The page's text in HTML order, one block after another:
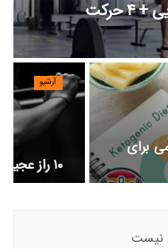
تکنیک‌های انجام ددلیفت رومانیایی + ۴ حرکت
علمی برای
آرشیو
۱۰ راز عجیب بدن زنان فیتنس کار
نیست